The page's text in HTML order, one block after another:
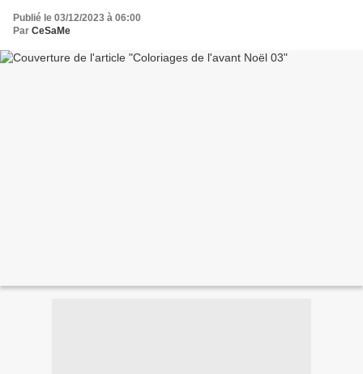
Publié le 03/12/2023 à 06:00
Par CeSaMe